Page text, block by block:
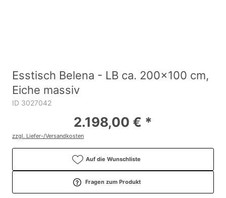
Esstisch Belena - LB ca. 200x100 cm,
Eiche massiv
ID 3027042
2.198,00 € *
zzgl. Liefer-/Versandkosten
Auf die Wunschliste
Fragen zum Produkt